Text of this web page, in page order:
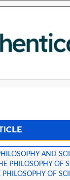
AND
PHILOSOPHY OF
PHILOSOPHY OF